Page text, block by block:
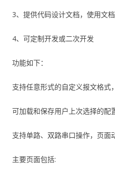
3、提供代码设计文档，使用文
4、可定制开发或二次开发
功能如下：
支持任意形式的自定义报文格式
可加载和保存用户上次选择的配
支持单路、双路串口操作，页面
主要页面包括: